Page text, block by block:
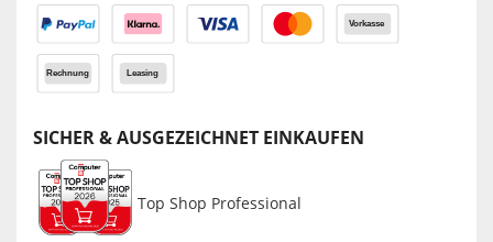
SICHER & AUSGEZEICHNET EINKAUFEN
Top Shop Professional